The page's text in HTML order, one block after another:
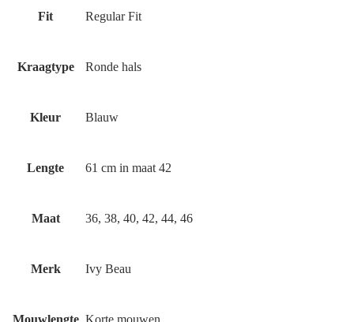
Fit Regular Fit
Kraagtype Ronde hals
Kleur Blauw
Lengte 61 cm in maat 42
Maat 36, 38, 40, 42, 44, 46
Merk Ivy Beau
Mouwlengte Korte mouwen